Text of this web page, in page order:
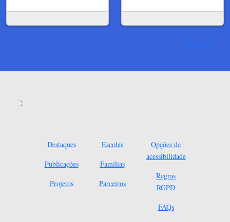
Ver mais
Destaques
Publicações
Projetos
Escolas
Famílias
Parceiros
Opções de
acessibilidade
Regras
RGPD
FAQs